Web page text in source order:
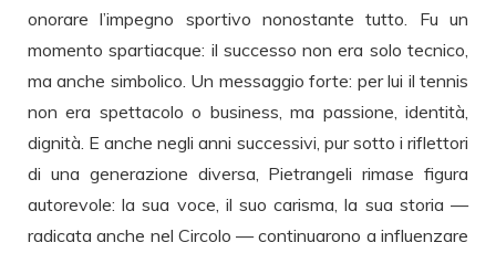
onorare l’impegno sportivo nonostante tutto. Fu un
momento spartiacque: il successo non era solo tecnico,
ma anche simbolico. Un messaggio forte: per lui il tennis
non era spettacolo o business, ma passione, identità,
dignità. E anche negli anni successivi, pur sotto i riflettori
di una generazione diversa, Pietrangeli rimase figura
autorevole: la sua voce, il suo carisma, la sua storia —
radicata anche nel Circolo — continuarono a influenzare